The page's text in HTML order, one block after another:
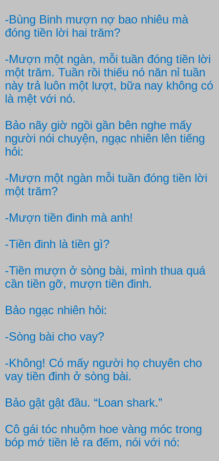
-Bùng Binh mượn nợ bao nhiêu mà
đóng tiền lời hai trăm?
-Mượn một ngàn, mỗi tuần đóng tiền lời
một trăm. Tuần rồi thiếu nó năn nỉ tuần
này trả luôn một lượt, bữa nay không có
là mệt với nó.
Bảo nãy giờ ngồi gần bên nghe mấy
người nói chuyện, ngạc nhiên lên tiếng
hỏi:
-Mượn một ngàn mỗi tuần đóng tiền lời
một trăm?
-Mượn tiền đinh mà anh!
-Tiền đinh là tiền gì?
-Tiền mượn ở sòng bài, mình thua quá
cần tiền gỡ, mượn tiền đinh.
Bảo ngạc nhiên hỏi:
-Sòng bài cho vay?
-Không! Có mấy người họ chuyên cho
vay tiền đinh ở sòng bài.
Bảo gật gật đầu. “Loan shark.”
Cô gái tóc nhuộm hoe vàng móc trong
bóp mớ tiền lẻ ra đếm, nói với nó: